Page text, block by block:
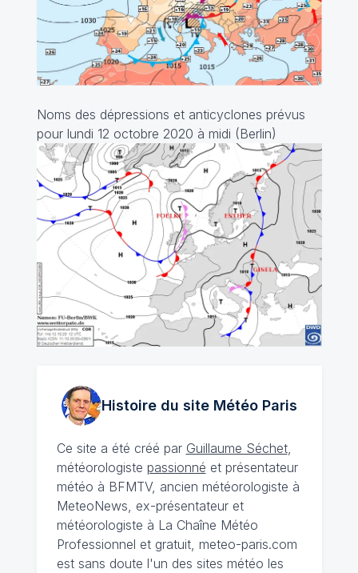
Noms des dépressions et anticyclones prévus
pour lundi 12 octobre 2020 à midi (Berlin)
Histoire du site MétéoParis
Ce site a été créé par Guillaume Séchet,
météorologiste passionné et présentateur
météo à BFMTV, ancien météorologiste à
MeteoNews, ex-présentateur et
météorologiste à La Chaîne Météo
Professionnel et gratuit, meteo-paris.com
est sans doute l'un des sites météo les